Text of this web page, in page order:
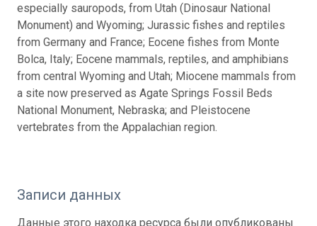
especially sauropods, from Utah (Dinosaur National
Monument) and Wyoming; Jurassic fishes and reptiles
from Germany and France; Eocene fishes from Monte
Bolca, Italy; Eocene mammals, reptiles, and amphibians
from central Wyoming and Utah; Miocene mammals from
a site now preserved as Agate Springs Fossil Beds
National Monument, Nebraska; and Pleistocene
vertebrates from the Appalachian region.
Записи данных
Данные этого находка ресурса были опубликованы